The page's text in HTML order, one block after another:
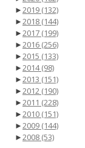
►2019 (132)
►2018 (144)
►2017 (199)
►2016 (256)
►2015 (133)
►2014(98)
►2013 (151)
►2012 (190)
►2011 (228)
►2010 (151)
►2009 (144)
►2008 (53)